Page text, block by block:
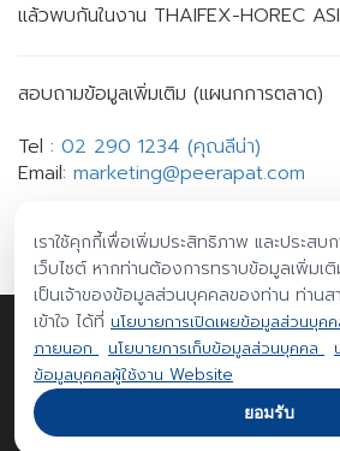
แล้วพบกันในงาน THAIFEX-HOREC
สอบถามข้อมูลเพิ่มเติม (แผนกการตลาด)
Tel : 02 290 1234 (คุณลีน่า)
Email: marketing@peerapat.com
©Copyright 2026 Peerapat Technology Public
Reserved.
designed byIndigo
เราใช้คุกกี้เพื่อเพิ่มประสิทธิภาพ และประสบ
เว็บไซต์ หากท่านต้องการทราบข้อมูลเพิ่มเ
เป็นเจ้าของข้อมูลส่วนบุคคลของท่าน ท่านส
เข้าใจ ได้ที่ นโยบายการเปิดเผยข้อมูลส่วนบุค
ภายนอก
นโยบายการเก็บข้อมูลส่วนบุคคล
ข้อมูลบุคคลผู้ใช้งาน Website
ยอมรับ